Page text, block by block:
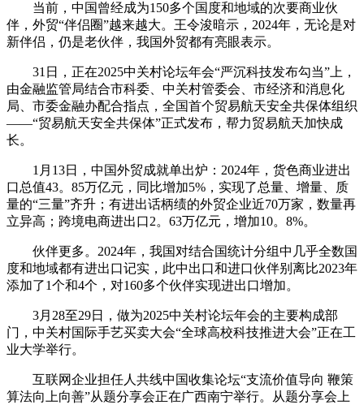
当前，中国曾经成为150多个国度和地域的次要商业伙
伴，外贸“伴侣圈”越来越大。王令浚暗示，2024年，无论是对
新伴侣，仍是老伙伴，我国外贸都有亮眼表示。
31日，正在2025中关村论坛年会“严沉科技发布勾当”上，
由金融监管局结合市科委、中关村管委会、市经济和消息化
局、市委金融办配合指点，全国首个贸易航天安全共保体组织
——“贸易航天安全共保体”正式发布，帮力贸易航天加快成
长。
1月13日，中国外贸成就单出炉：2024年，货色商业进出
口总值43。85万亿元，同比增加5%，实现了总量、增量、质
量的“三量”齐升；有进出话柄绩的外贸企业近70万家，数量再
立异高；跨境电商进出口2。63万亿元，增加10。8%。
伙伴更多。2024年，我国对结合国统计分组中几乎全数国
度和地域都有进出口记实，此中出口和进口伙伴别离比2023年
添加了1个和4个，对160多个伙伴实现进出口增加。
3月28至29日，做为2025中关村论坛年会的主要构成部
门，中关村国际手艺买卖大会“全球高校科技推进大会”正在工
业大学举行。
互联网企业担任人共线中国收集论坛“支流价值导向 鞭策
算法向上向善”从题分享会正在广西南宁举行。从题分享会上